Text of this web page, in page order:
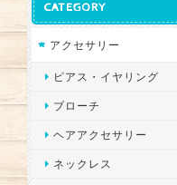
CATEGORY
アクセサリー
ピアス・イヤリング
ブローチ
ヘアアクセサリー
ネックレス